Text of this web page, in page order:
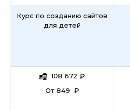
Курс по созданию сайтов
для детей
108 672 ₽
От 849 ₽